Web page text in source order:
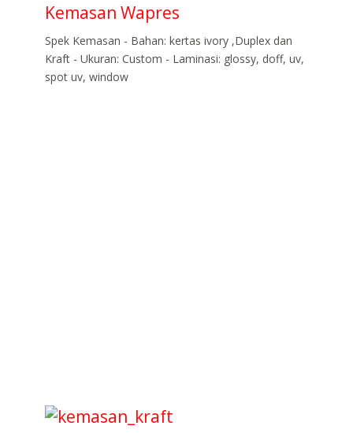
Kemasan Wapres
Spek Kemasan - Bahan: kertas ivory ,Duplex dan
Kraft - Ukuran: Custom - Laminasi: glossy, doff, uv,
spot uv, window